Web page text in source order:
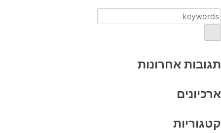
תגובות אחרונות
ארכיונים
קטגוריות